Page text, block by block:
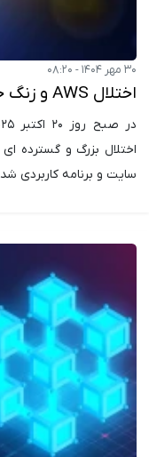
۳۰ مهر ۱۴۰۴ - ۰۸:۲۰
اختلال AWS و زنگ خطر برای زیرساخت ارز دیجیتال
اختلال بزرگ و گسترده
سایت و برنامه کاربردی